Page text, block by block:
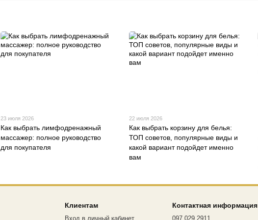
23 июля 2026
Как выбрать лимфодренажный
массажер: полное руководство
для покупателя
22 июля 2026
Как выбрать корзину для белья:
ТОП советов, популярные виды и
какой вариант подойдет именно
вам
Клиентам
Вход в личный кабинет
Контактная информация
097 029 2911